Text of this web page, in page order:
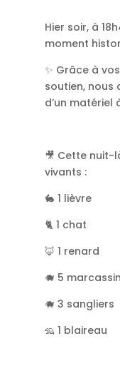
Hier soir, à
moment
✨ Grâce à
soutien, nous
d’un matériel
🎥 Cette nuit-
vivants :
🐇 1 lièvre
🐈 1 chat
🦊 1 renard
🐗 5
🐗 3 sangliers
🦡 1 blaireau